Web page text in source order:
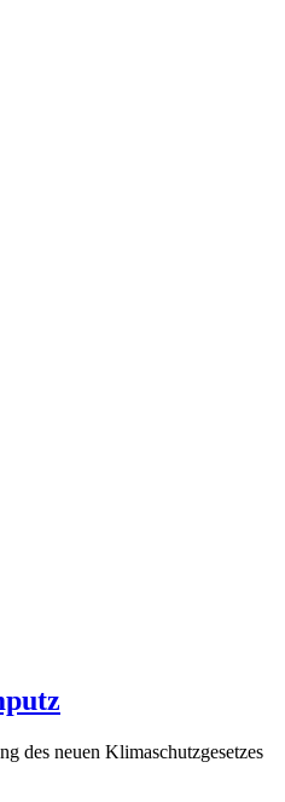
des neuen Klimaschutzgesetzes